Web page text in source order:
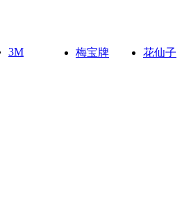
3M 梅宝牌 花仙子